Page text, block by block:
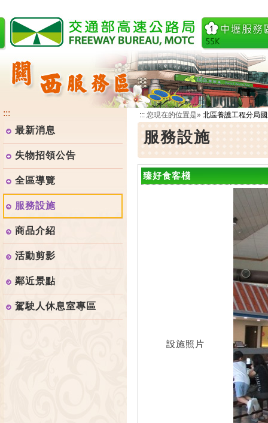
到
:::
最新消息
失物招領公告
全區導覽
服務設施
商品介紹
活動剪影
鄰近景點
駕駛人休息室專區
::: 您現在的位置是» 北區養護工程分局
服務設施
臻好食客棧
設施照片